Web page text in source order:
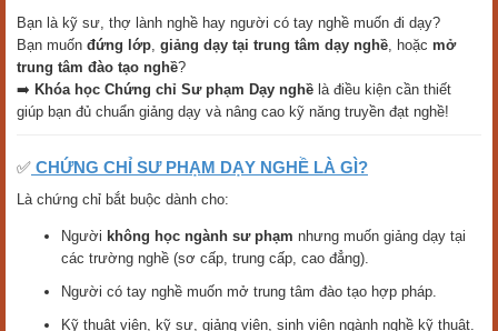
Bạn là kỹ sư, thợ lành nghề hay người có tay nghề muốn đi dạy?
Bạn muốn đứng lớp, giảng dạy tại trung tâm dạy nghề, hoặc mở
trung tâm đào tạo nghề?
➡️ Khóa học Chứng chỉ Sư phạm Dạy nghề là điều kiện cần thiết
giúp bạn đủ chuẩn giảng dạy và nâng cao kỹ năng truyền đạt nghề!
✅ CHỨNG CHỈ SƯ PHẠM DẠY NGHỀ LÀ GÌ?
Là chứng chỉ bắt buộc dành cho:
Người không học ngành sư phạm nhưng muốn giảng dạy tại
các trường nghề (sơ cấp, trung cấp, cao đẳng).
Người có tay nghề muốn mở trung tâm đào tạo hợp pháp.
Kỹ thuật viên, kỹ sư, giảng viên, sinh viên ngành nghề kỹ thuật.